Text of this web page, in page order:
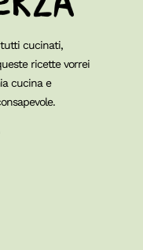
cucinati,
ricette vorrei
cucina e